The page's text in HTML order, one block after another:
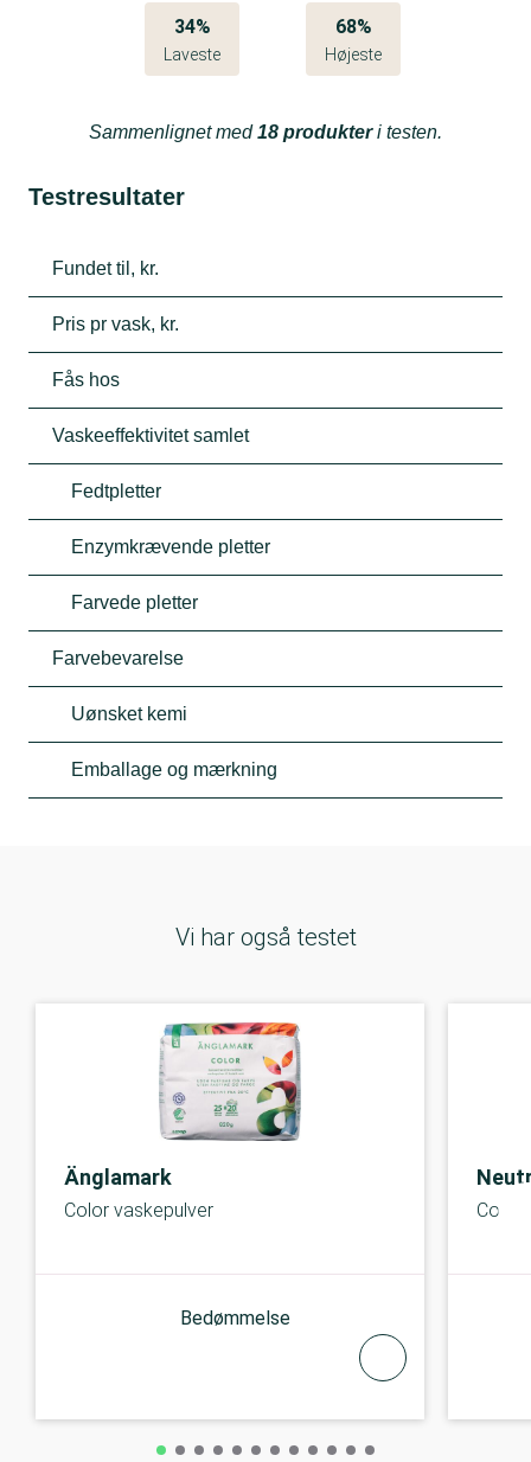
34%
Laveste
68%
Højeste
Sammenlignet med18 produkteri testen.
Testresultater
Fundet til, kr.
Pris pr vask, kr.
Fås hos
Vaskeeffektivitet samlet
Fedtpletter
Enzymkrævende pletter
Farvede pletter
Farvebevarelse
Uønsket kemi
Emballage og mærkning
Vi har også testet
Änglamark
Color vaskepulver
Bedømmelse